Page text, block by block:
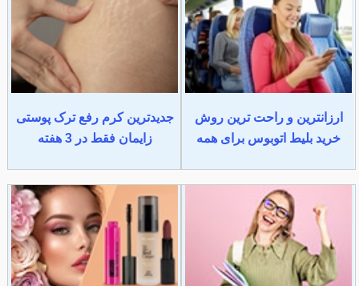
ارزانترین و راحت ترین روش
خرید بلیط اتوبوس برای همه
جدیدترین کرم رفع ترک پوستی
زایمان فقط در 3 هفته